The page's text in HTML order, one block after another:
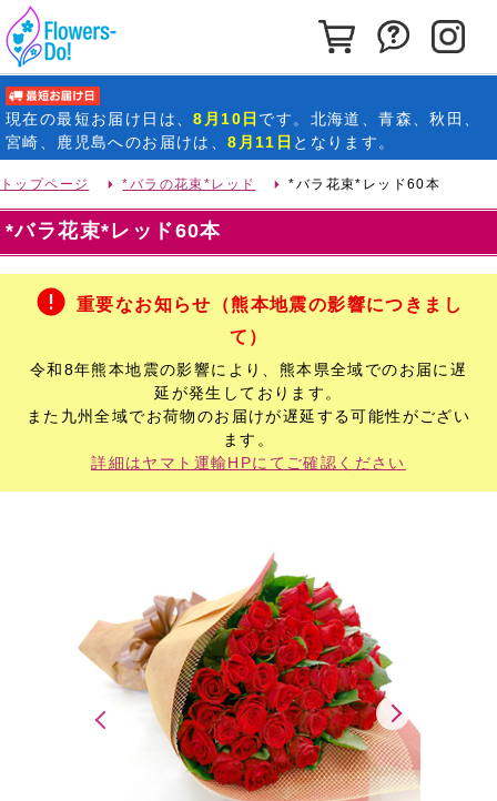
カートを見る
お問い合
現在の最短お届け日 は、8月10日 です。北海道、青森、秋田、
宮崎、鹿児島へのお届けは、8月11日 となります。
トップページ *バラの花束*レッド *バラ花束*レッド60本
*バラ花束*レッド60本
重要なお知らせ（熊本地震の影響につきまし
て）
令和8年熊本地震の影響により、熊本県全域でのお届に遅
延が発生しております。
また九州全域でお荷物のお届けが遅延する可能性がござい
ます。
詳細はヤマト運輸HPにてご確認ください